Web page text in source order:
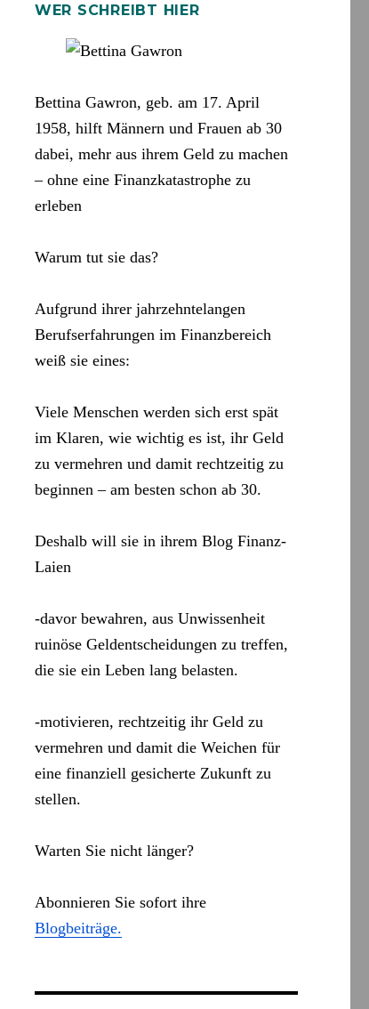
WER SCHREIBT HIER
Bettina Gawron, geb. am 17. April
1958, hilft Männern und Frauen ab 30
dabei, mehr aus ihrem Geld zu machen
– ohne eine Finanzkatastrophe zu
erleben
Warum tut sie das?
Aufgrund ihrer jahrzehntelangen
Berufserfahrungen im Finanzbereich
weiß sie eines:
Viele Menschen werden sich erst spät
im Klaren, wie wichtig es ist, ihr Geld
zu vermehren und damit rechtzeitig zu
beginnen – am besten schon ab 30.
Deshalb will sie in ihrem Blog Finanz-
Laien
-davor bewahren, aus Unwissenheit
ruinöse Geldentscheidungen zu treffen,
die sie ein Leben lang belasten.
-motivieren, rechtzeitig ihr Geld zu
vermehren und damit die Weichen für
eine finanziell gesicherte Zukunft zu
stellen.
Warten Sie nicht länger?
Abonnieren Sie sofort ihre
Blogbeiträge.